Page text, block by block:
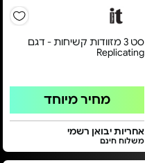
סט 3 מזוודות קשיחות - דגם
Replicating
מחיר מיוחד
אחריות יבואן רשמי
משלוח חינם